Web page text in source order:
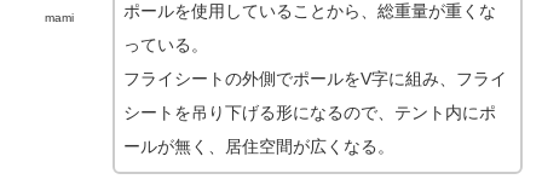
mami
ポールを使用していることから、総重量が重くな
っている。
フライシートの外側でポールをV字に組み、フライ
シートを吊り下げる形になるので、テント内にポ
ールが無く、居住空間が広くなる。